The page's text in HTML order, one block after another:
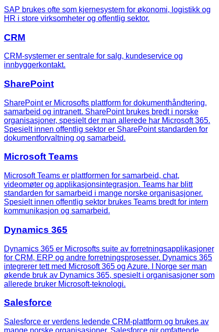
SAP brukes ofte som kjernesystem for økonomi, logistikk og
HR i store virksomheter og offentlig sektor.
CRM
CRM-systemer er sentrale for salg, kundeservice og
innbyggerkontakt.
SharePoint
SharePoint er Microsofts plattform for dokumenthåndtering,
samarbeid og intranett. SharePoint brukes bredt i norske
organisasjoner, spesielt der man allerede har Microsoft 365.
Spesielt innen offentlig sektor er SharePoint standarden for
dokumentforvaltning og samarbeid.
Microsoft Teams
Microsoft Teams er plattformen for samarbeid, chat,
videomøter og applikasjonsintegrasjon. Teams har blitt
standarden for samarbeid i mange norske organisasjoner.
Spesielt innen offentlig sektor brukes Teams bredt for intern
kommunikasjon og samarbeid.
Dynamics 365
Dynamics 365 er Microsofts suite av forretningsapplikasjoner
for CRM, ERP og andre forretningsprosesser. Dynamics 365
integrerer tett med Microsoft 365 og Azure. I Norge ser man
økende bruk av Dynamics 365, spesielt i organisasjoner som
allerede bruker Microsoft-teknologi.
Salesforce
Salesforce er verdens ledende CRM-plattform og brukes av
mange norske organisasjoner. Salesforce gir omfattende